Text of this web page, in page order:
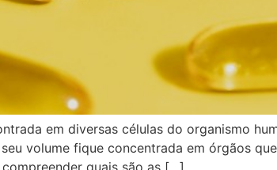
em diversas células do organismo
volume fique concentrada em órgãos
quais são as […]